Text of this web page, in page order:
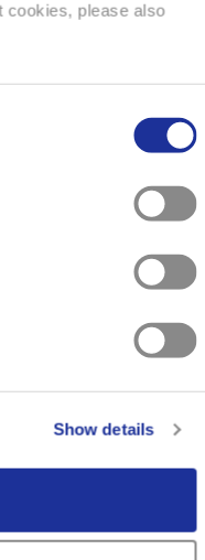
cookies, please also
Show details
les valeurs et les